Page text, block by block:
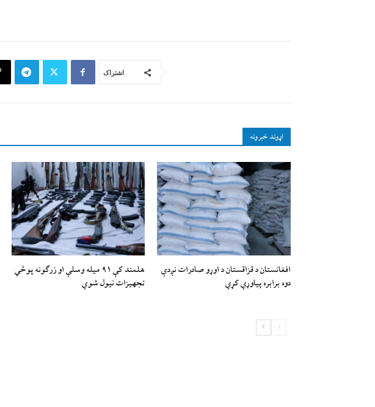
اشتراک
اړوند خبرونه
افغانستان د قزاقستان د اوړو صادرات نږدې
دوه برابره پیاوړي کړي
هلمند کې ۹۱ میله وسلې او زرګونه پوځي
تجهیزات نیول شوي